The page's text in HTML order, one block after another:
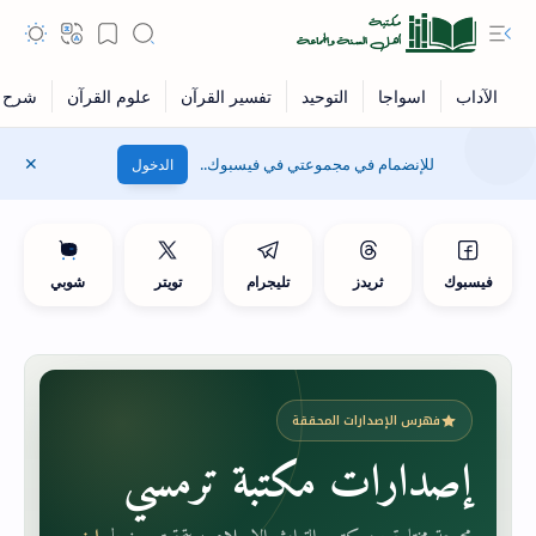
للإنضمام في مجموعتي في فيسبوك.. الدخول
فيسبوك ثريدز تليجرام تويتر شوبي
فهرس الإصدارات المحققة
إصدارات مكتبة ترمسي